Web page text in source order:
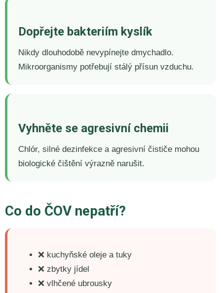
Dopřejte bakteriím kyslík
Nikdy dlouhodobě nevypínejte dmychadlo.
Mikroorganismy potřebují stálý přísun vzduchu.
Vyhněte se agresivní chemii
Chlór, silné dezinfekce a agresivní čističe mohou
biologické čištění výrazně narušit.
Co do ČOV nepatří?
❌ kuchyňské oleje a tuky
❌ zbytky jídel
❌ vlhčené ubrousky